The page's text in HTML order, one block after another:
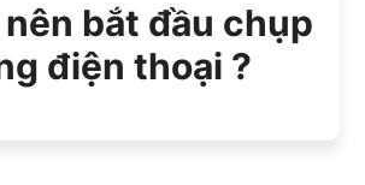
nên bắt đầu chụp
điện thoại ?